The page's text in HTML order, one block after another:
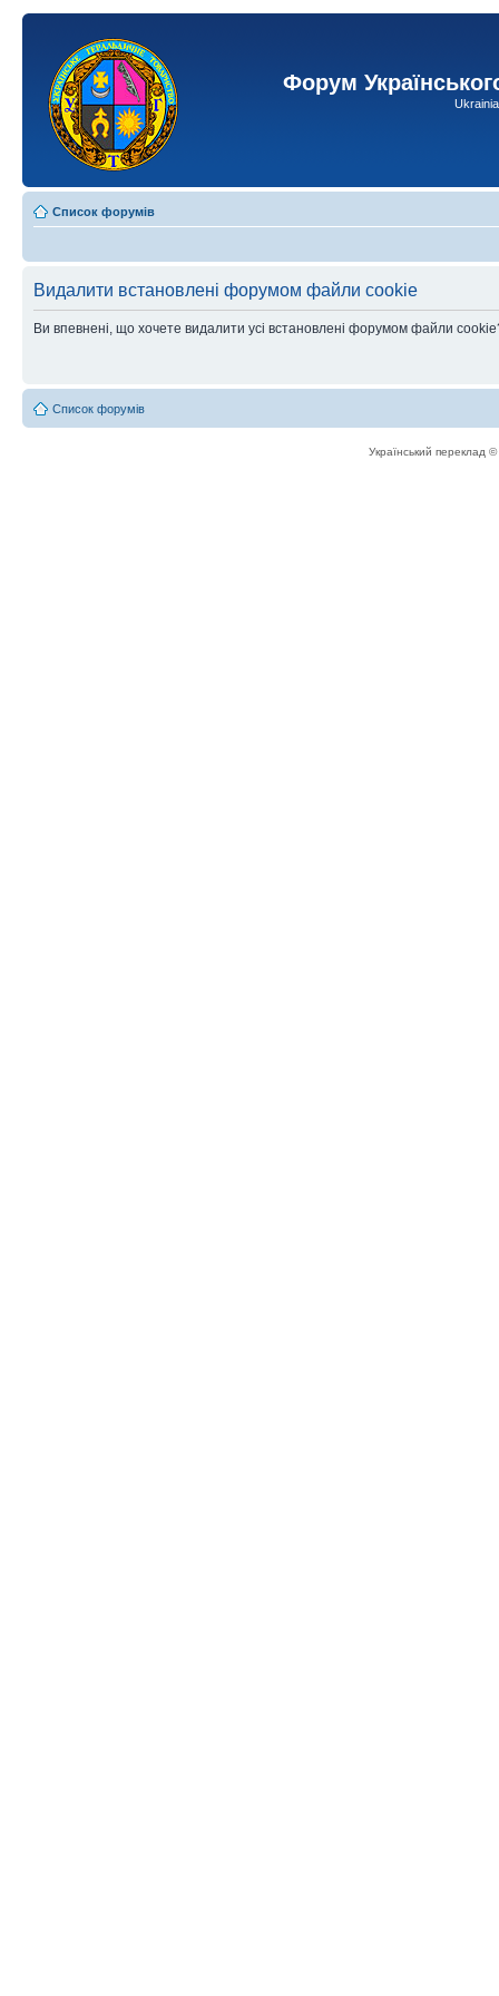
Форум
Список форумів
Видалити встановлені форумом файли cookie
Ви впевнені, що хочете видалити усі встановлені форумом файли
Список форумів
Український переклад